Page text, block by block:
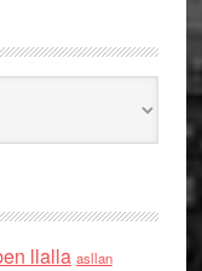
llalla asllan